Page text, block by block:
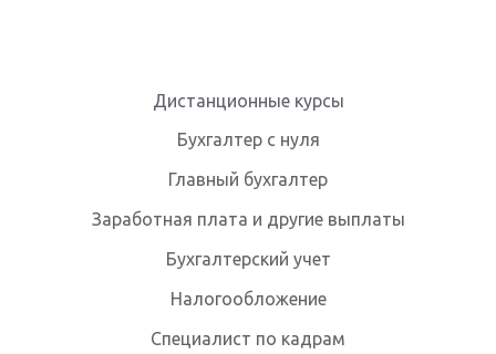
Дистанционные курсы
Бухгалтер с нуля
Главный бухгалтер
Заработная плата и другие выплаты
Бухгалтерский учет
Налогообложение
Специалист по кадрам